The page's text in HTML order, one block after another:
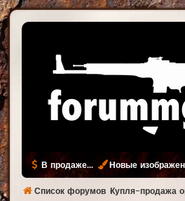
В продаже... Новые
Список форумов Купля-продажа